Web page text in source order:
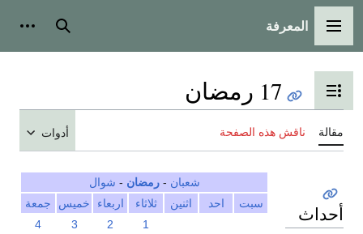
القائمة الرئيسية
المعرفة بحث
تبديل عرض جدول المحتويات
17 رمضان
مقالة ناقش هذه الصفحة أدوات
شعبان -رمضان - شوال
سبت
احد اثنين ثلاثاء اربعاء خميس
جمعة
1
2
3
4
أحداث